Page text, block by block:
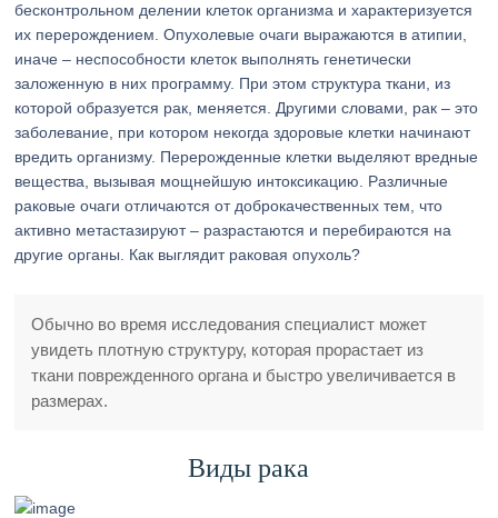
бесконтрольном делении клеток организма и характеризуется
их перерождением. Опухолевые очаги выражаются в атипии,
иначе – неспособности клеток выполнять генетически
заложенную в них программу. При этом структура ткани, из
которой образуется рак, меняется. Другими словами, рак – это
заболевание, при котором некогда здоровые клетки начинают
вредить организму. Перерожденные клетки выделяют вредные
вещества, вызывая мощнейшую интоксикацию. Различные
раковые очаги отличаются от доброкачественных тем, что
активно метастазируют – разрастаются и перебираются на
другие органы. Как выглядит раковая опухоль?
Обычно во время исследования специалист может
увидеть плотную структуру, которая прорастает из
ткани поврежденного органа и быстро увеличивается в
размерах.
Виды рака